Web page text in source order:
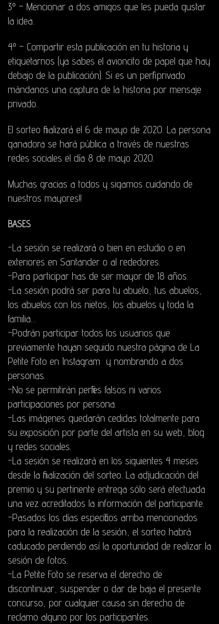
3º – Mencionar a dos amigos que les pueda gustar
la idea.
4º – Compartir esta publicación en tu historia y
etiquetarnos (ya sabes el avioncito de papel que hay
debajo de la publicación). Si es un perfil privado
mándanos una captura de la historia por mensaje
privado.
El sorteo finalizará el 6 de mayo de 2020. La persona
ganadora se hará pública a través de nuestras
redes sociales el día 8 de mayo 2020.
Muchas gracias a todos y sigamos cuidando de
nuestros mayores!!
BASES
-La sesión se realizará o bien en estudio o en
exteriores en Santander o al rededores.
-Para participar has de ser mayor de 18 años.
-La sesión podrá ser para tu abuelo, tus abuelos,
los abuelos con los nietos, los abuelos y toda la
familia…
-Podrán participar todos los usuarios que
previamente hayan seguido nuestra página de La
Petite Foto en Instagram y nombrando a dos
personas.
-No se permitirán perfiles falsos ni varios
participaciones por persona.
-Las imágenes quedarán cedidas totalmente para
su exposición por parte del artista en su web, blog
y redes sociales.
-La sesión se realizará en los siguientes 4 meses
desde la finalización del sorteo. La adjudicación del
premio y su pertinente entrega sólo será efectuada
una vez acreditados la información del participante.
-Pasados los días específicos arriba mencionados
para la realización de la sesión, el sorteo habrá
caducado perdiendo así la oportunidad de realizar la
sesión de fotos.
-La Petite Foto se reserva el derecho de
discontinuar, suspender o dar de baja el presente
concurso, por cualquier causa sin derecho de
reclamo alguno por los participantes.